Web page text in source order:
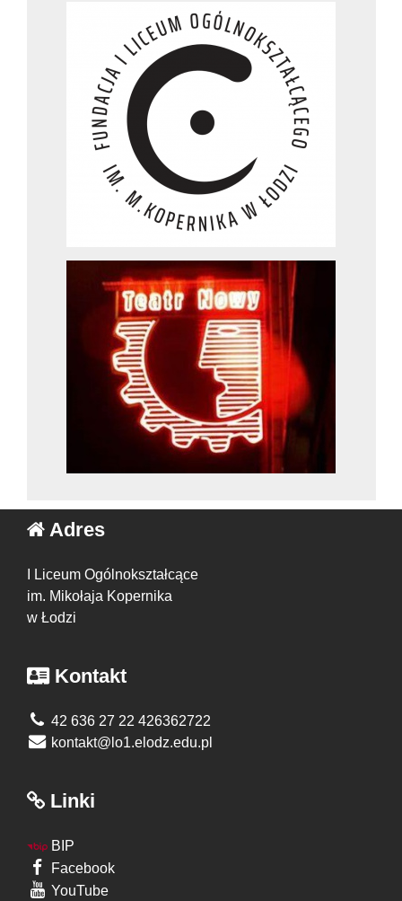
Adres
I Liceum Ogólnokształcące
im. Mikołaja Kopernika
w Łodzi
Kontakt
42 636 27 22 426362722
kontakt@lo1.elodz.edu.pl
Linki
BIP
Facebook
YouTube